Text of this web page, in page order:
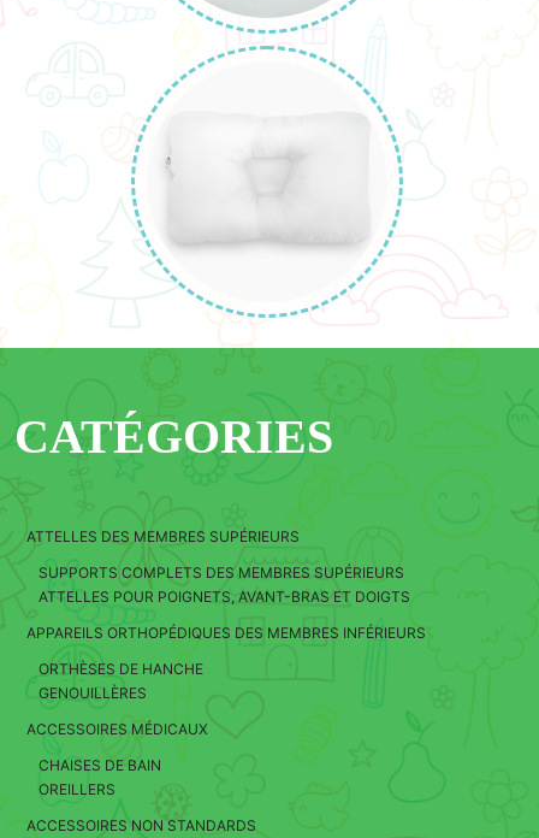
CATÉGORIES
ATTELLES DES MEMBRES SUPÉRIEURS
SUPPORTS COMPLETS DES MEMBRES SUPÉRIEURS
ATTELLES POUR POIGNETS, AVANT-BRAS ET DOIGTS
APPAREILS ORTHOPÉDIQUES DES MEMBRES INFÉRIEURS
ORTHÈSES DE HANCHE
GENOUILLÈRES
ACCESSOIRES MÉDICAUX
CHAISES DE BAIN
OREILLERS
ACCESSOIRES NON STANDARDS